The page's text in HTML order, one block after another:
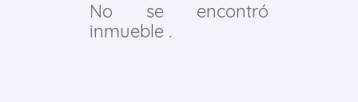
No se encontró
inmueble .